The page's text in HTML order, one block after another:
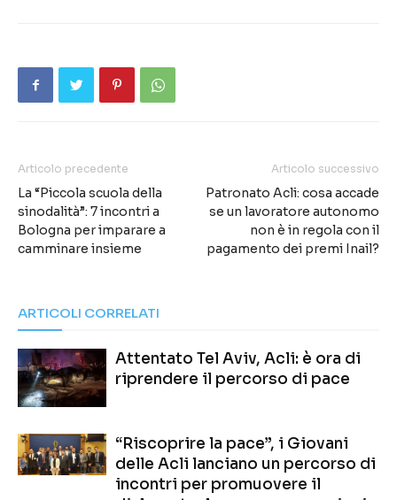
Articolo precedente
La “Piccola scuola della
sinodalità”: 7 incontri a
Bologna per imparare a
camminare insieme
Articolo successivo
Patronato Acli: cosa accade
se un lavoratore autonomo
non è in regola con il
pagamento dei premi Inail?
ARTICOLI CORRELATI
Attentato Tel Aviv, Acli: è ora di
riprendere il percorso di pace
“Riscoprire la pace”, i Giovani
delle Acli lanciano un percorso di
incontri per promuovere il